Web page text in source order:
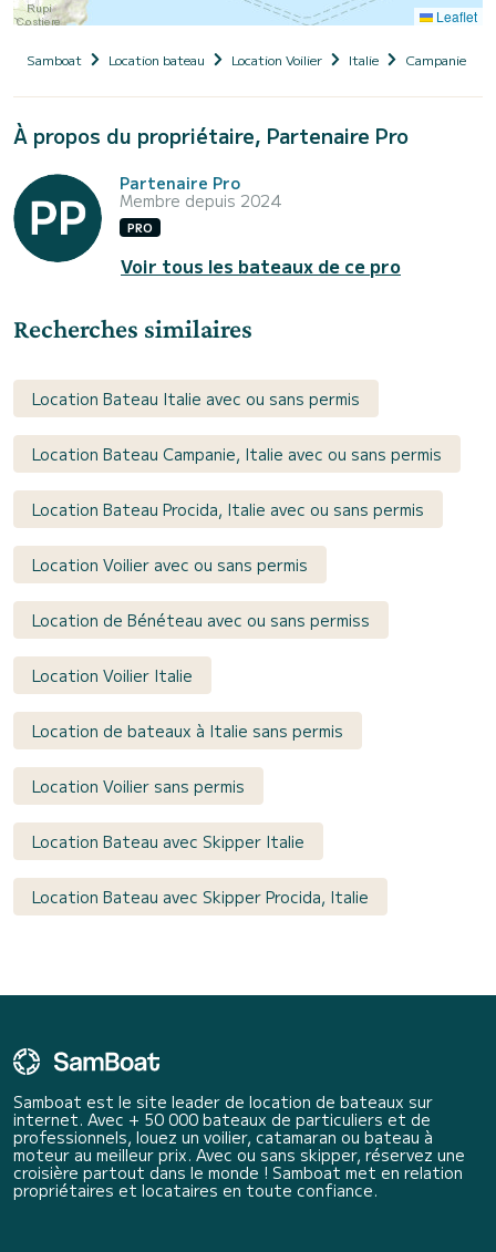
Leaflet
Samboat Location bateau Location Voilier Italie Campanie
À propos du propriétaire, Partenaire Pro
Partenaire Pro
Membre depuis 2024
PRO
Voir tous les bateaux de ce pro
Recherches similaires
Location Bateau Italie avec ou sans permis
Location Bateau Campanie, Italie avec ou sans permis
Location Bateau Procida, Italie avec ou sans permis
Location Voilier avec ou sans permis
Location de Bénéteau avec ou sans permiss
Location Voilier Italie
Location de bateaux à Italie sans permis
Location Voilier sans permis
Location Bateau avec Skipper Italie
Location Bateau avec Skipper Procida, Italie
Samboat est le site leader de location de bateaux sur
internet. Avec + 50 000 bateaux de particuliers et de
professionnels, louez un voilier, catamaran ou bateau à
moteur au meilleur prix. Avec ou sans skipper, réservez une
croisière partout dans le monde ! Samboat met en relation
propriétaires et locataires en toute confiance.